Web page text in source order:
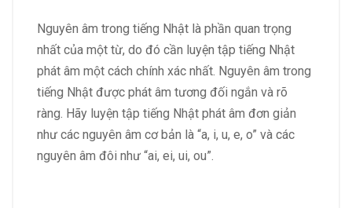
Nguyên âm trong tiếng Nhật là phần quan trọng
nhất của một từ, do đó cần luyện tập tiếng Nhật
phát âm một cách chính xác nhất. Nguyên âm trong
tiếng Nhật được phát âm tương đối ngắn và rõ
ràng. Hãy luyện tập tiếng Nhật phát âm đơn giản
như các nguyên âm cơ bản là “a, i, u, e, o” và các
nguyên âm đôi như “ai, ei, ui, ou”.